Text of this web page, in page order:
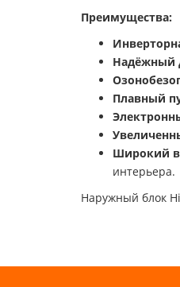
Преимущества:
Надёжный
Плавный
Широкий
интерьера.
Наружный блок